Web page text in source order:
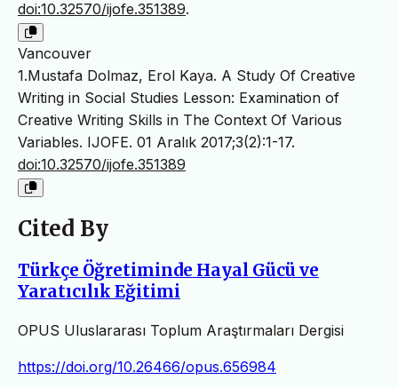
doi:10.32570/ijofe.351389.
Vancouver
1.Mustafa Dolmaz, Erol Kaya. A Study Of Creative
Writing in Social Studies Lesson: Examination of
Creative Writing Skills in The Context Of Various
Variables. IJOFE. 01 Aralık 2017;3(2):1-17.
doi:10.32570/ijofe.351389
Cited By
Türkçe Öğretiminde Hayal Gücü ve
Yaratıcılık Eğitimi
OPUS Uluslararası Toplum Araştırmaları Dergisi
https://doi.org/10.26466/opus.656984